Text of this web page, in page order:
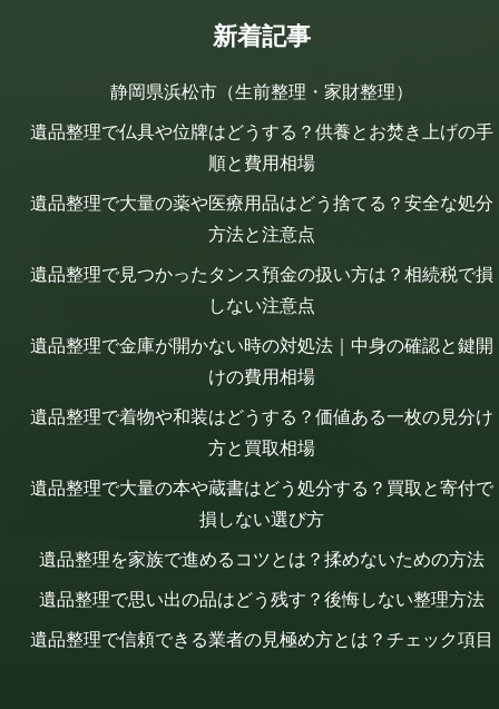
新着記事
静岡県浜松市（生前整理・家財整理）
遺品整理で仏具や位牌はどうする？供養とお焚き上げの手
順と費用相場
遺品整理で大量の薬や医療用品はどう捨てる？安全な処分
方法と注意点
遺品整理で見つかったタンス預金の扱い方は？相続税で損
しない注意点
遺品整理で金庫が開かない時の対処法｜中身の確認と鍵開
けの費用相場
遺品整理で着物や和装はどうする？価値ある一枚の見分け
方と買取相場
遺品整理で大量の本や蔵書はどう処分する？買取と寄付で
損しない選び方
遺品整理を家族で進めるコツとは？揉めないための方法
遺品整理で思い出の品はどう残す？後悔しない整理方法
遺品整理で信頼できる業者の見極め方とは？チェック項目